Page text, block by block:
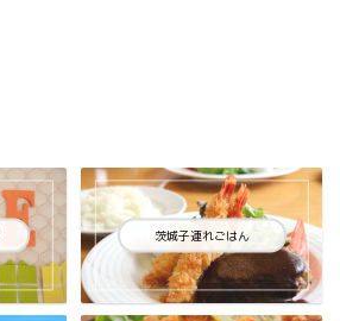
茨城子連れごはん